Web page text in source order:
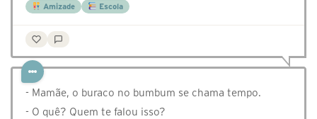
Amizade Escola
- Mamãe, o buraco no bumbum se chama tempo.
- O quê? Quem te falou isso?